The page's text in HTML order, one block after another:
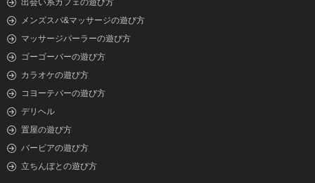
出会い系カフェの遊び方
メンズスパ&マッサージの遊び方
マッサージパーラーの遊び方
ゴーゴーバーの遊び方
カラオケの遊び方
コヨーテバーの遊び方
デリヘル
置屋の遊び方
バービアの遊び方
立ちんぼとの遊び方